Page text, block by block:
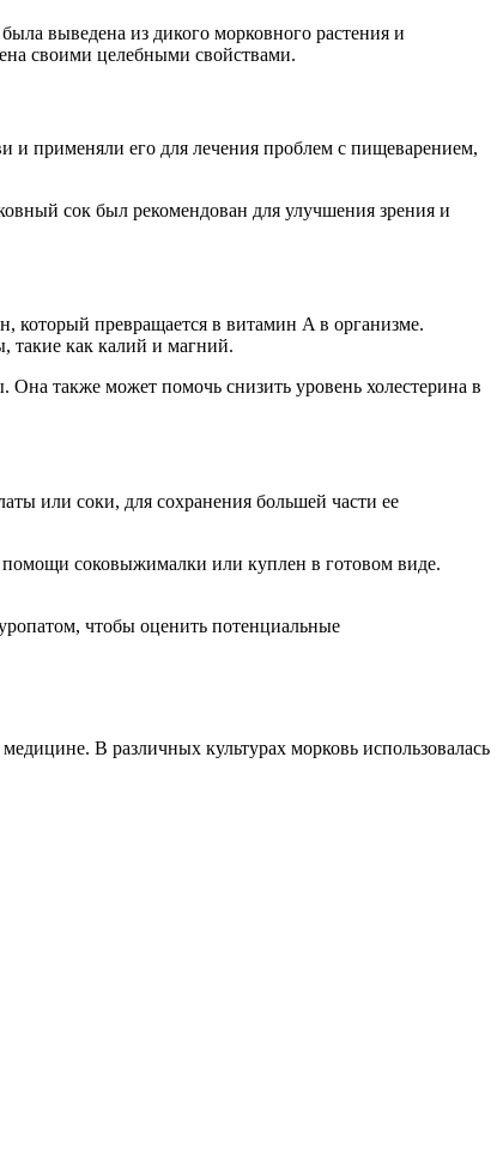
выведена из дикого морковного растения и
своими целебными свойствами.
и применяли его для лечения проблем с пищеварением,
сок был рекомендован для улучшения зрения и
который превращается в витамин A в организме.
такие как калий и магний.
также может помочь снизить уровень холестерина в
или соки, для сохранения большей части ее
соковыжималки или куплен в готовом виде.
чтобы оценить потенциальные
В различных культурах морковь использовалась